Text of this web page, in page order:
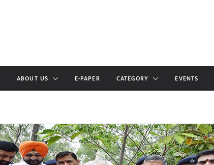
ABOUT US E-PAPER CATEGORY EVENTS